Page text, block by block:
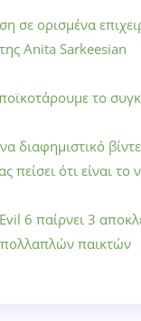
σε ορισμένα
Anita Sarkeesian
το
διαφημιστικό
πείσει ότι είναι το
6 παίρνει 3
πολλαπλών παικτών